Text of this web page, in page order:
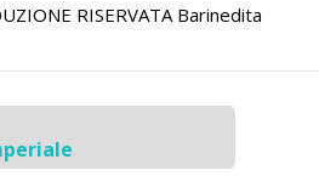
RISERVATA Barinedita